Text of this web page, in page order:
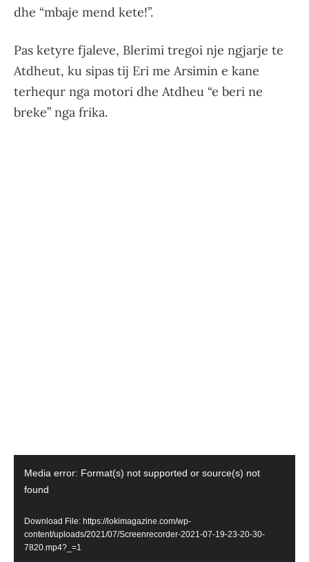
dhe “mbaje mend kete!”.
Pas ketyre fjaleve, Blerimi tregoi nje ngjarje te
Atdheut, ku sipas tij Eri me Arsimin e kane
terhequr nga motori dhe Atdheu “e beri ne
breke” nga frika.
Player
Media error: Format(s) not supported or source(s) not
found
Download File: https://lokimagazine.com/wp-
content/uploads/2021/07/Screenrecorder-2021-07-19-23-20-30-
7820.mp4?_=1